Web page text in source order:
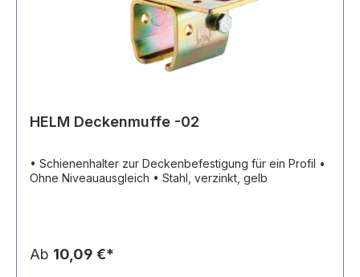
HELM Deckenmuffe -02
• Schienenhalter zur Deckenbefestigung für ein Profil •
Ohne Niveauausgleich • Stahl, verzinkt, gelb
Ab 10,09 €*